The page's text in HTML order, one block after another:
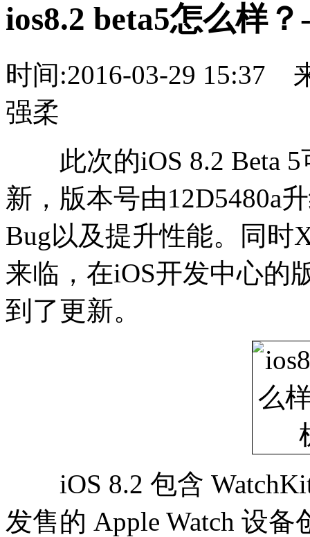
ios8.2 beta5怎么样
时间:2016-03-29 15:37
强柔
此次的iOS 8.2 Beta 5
新，版本号由12D5480a
Bug以及提升性能。同时
来临，在iOS开发中心的
到了更新。
iOS 8.2 包含
发售的 Apple Watch 设备